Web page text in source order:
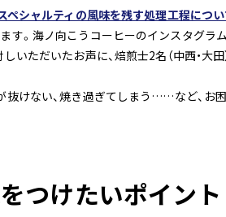
ペシャルティの風味を残す処理工程につい
す。海ノ向こうコーヒーのインスタグラ
いただいたお声に、焙煎士2名（中西・大田
抜けない、焼き過ぎてしまう……など、お
つけたいポイント